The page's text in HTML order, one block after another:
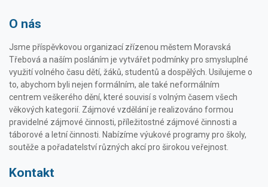
O nás
Jsme příspěvkovou organizací zřízenou městem Moravská
Třebová a naším posláním je vytvářet podmínky pro smysluplné
využití volného času dětí, žáků, studentů a dospělých. Usilujeme o
to, abychom byli nejen formálním, ale také neformálním
centrem veškerého dění, které souvisí s volným časem všech
věkových kategorií. Zájmové vzdělání je realizováno formou
pravidelné zájmové činnosti, příležitostné zájmové činnosti a
táborové a letní činnosti. Nabízíme výukové programy pro školy,
soutěže a pořadatelství různých akcí pro širokou veřejnost.
Kontakt